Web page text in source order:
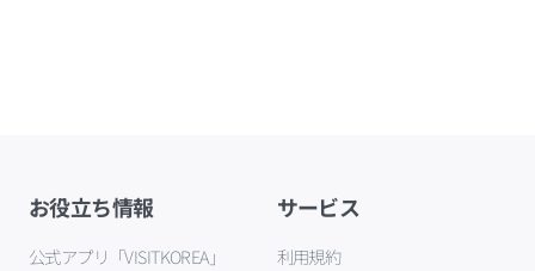
お役立ち情報
公式アプリ「VISITKOREA」
サービス
利用規約